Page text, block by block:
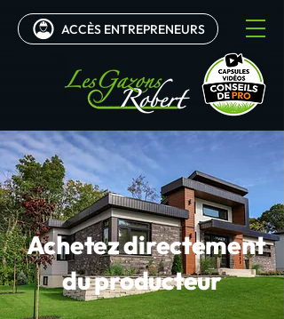
ACCÈS ENTREPRENEURS
Achetez directement
du producteur